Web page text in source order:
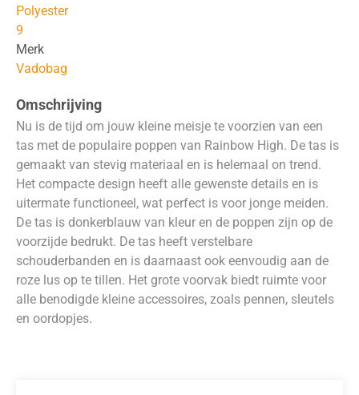
Polyester
9
Merk
Vadobag
Omschrijving
Nu is de tijd om jouw kleine meisje te voorzien van een
tas met de populaire poppen van Rainbow High. De tas is
gemaakt van stevig materiaal en is helemaal on trend.
Het compacte design heeft alle gewenste details en is
uitermate functioneel, wat perfect is voor jonge meiden.
De tas is donkerblauw van kleur en de poppen zijn op de
voorzijde bedrukt. De tas heeft verstelbare
schouderbanden en is daarnaast ook eenvoudig aan de
roze lus op te tillen. Het grote voorvak biedt ruimte voor
alle benodigde kleine accessoires, zoals pennen, sleutels
en oordopjes.